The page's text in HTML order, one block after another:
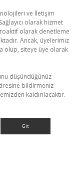
ve İletişim
olarak hizmet
olarak denetleme
Ancak, üyelerimiz
olup, siteye üye olarak
düşündüğünüz
bildirmeniz
kaldırılacaktır.